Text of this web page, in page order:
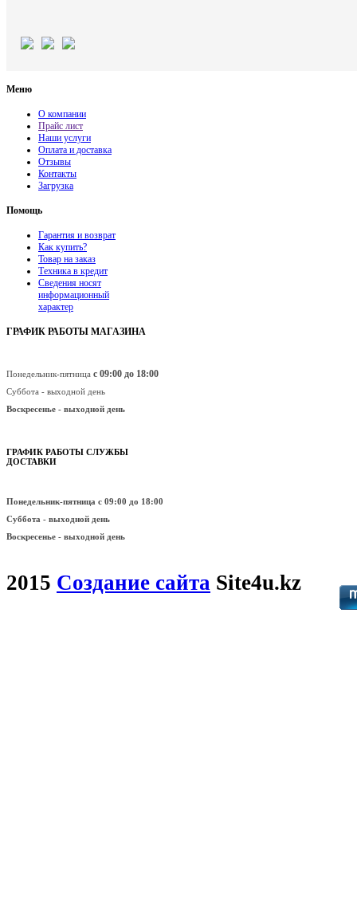
Меню
О компании
Прайс лист
Наши услуги
Оплата и доставка
Отзывы
Контакты
Загрузка
Помощь
Гарантия и возврат
Как купить?
Товар на заказ
Техника в кредит
Сведения носят
информационный
характер
ГРАФИК РАБОТЫ МАГАЗИНА
Понедельник-пятница с 09:00 до 18:00
Суббота - выходной день
Воскресенье - выходной день
ГРАФИК РАБОТЫ СЛУЖБЫ
ДОСТАВКИ
Понедельник-пятница с 09:00 до 18:00
Суббота - выходной день
Воскресенье - выходной день
2015 Создание сайта Site4u.kz